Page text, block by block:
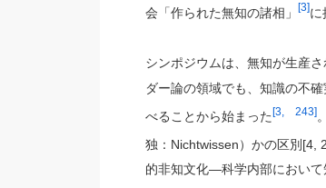
会「作られた無知の諸相」
[3]に
シンポジウムは、無知が生産
ダー論の領域でも、知識の不
べることから始まった [3, 243]
独：Nichtwissen）かの区別[4,
的非知文化—科学内部において